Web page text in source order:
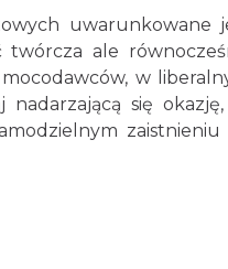
uwarunkowane
ale
w
nadarzającą się
zaistnieniu